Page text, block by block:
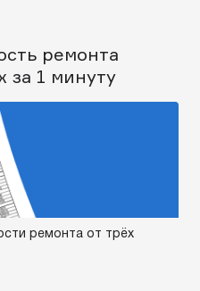
ремонта
за 1 минуту
ремонта от трёх